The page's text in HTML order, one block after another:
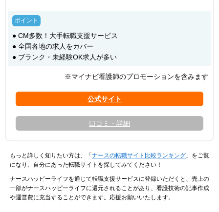
● CM多数！大手転職支援サービス
● 全国各地の求人をカバー
● ブランク・未経験OK求人が多い
※マイナビ看護師のプロモーションを含みます
口コミ・詳細
もっと詳しく知りたい方は、「 ナースの転職サイト比較ランキング 」をご覧
になり、自分にあった転職サイトを探してみてください！
ナースハッピーライフを通じて転職支援サービスに登録いただくと、売上の
一部がナースハッピーライフに還元されることがあり、看護技術の記事作成
や運営費に充当することができます。応援お願いいたします。